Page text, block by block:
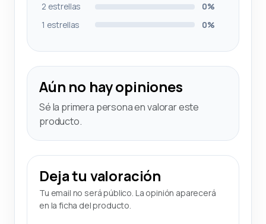
2 estrellas
0%
1 estrellas
0%
Aún no hay opiniones
Sé la primera persona en valorar este
producto.
Deja tu valoración
Tu email no será público. La opinión aparecerá
en la ficha del producto.